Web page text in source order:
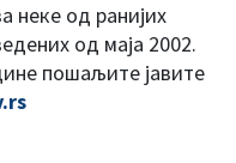
неке од ранијих
од маја 2002.
пошаљите јавите